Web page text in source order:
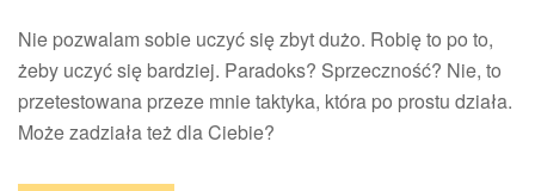
Nie pozwalam sobie uczyć się zbyt dużo. Robię to po to,
żeby uczyć się bardziej. Paradoks? Sprzeczność? Nie, to
przetestowana przeze mnie taktyka, która po prostu działa.
Może zadziała też dla Ciebie?